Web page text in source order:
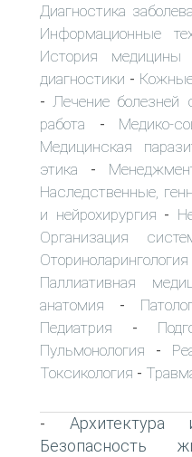
Диагностика
Информационные
История медицины
диагностики -
- Лечение болезней
работа - Медико-
Медицинская
этика -
Наследственные,
и нейрохирургия -
Организация
Оториноларингология
Паллиативная
анатомия -
Педиатрия -
Пульмонология -
Токсикология -
- Архитектура
Безопасность